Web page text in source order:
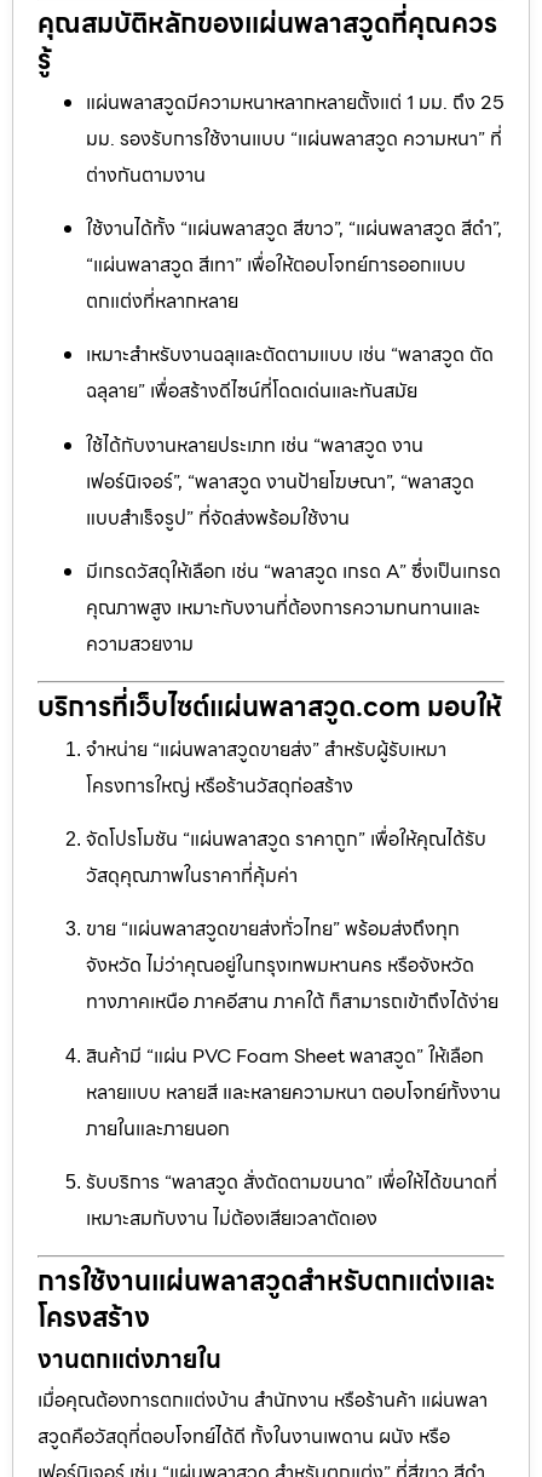
คุณสมบัติหลักของแผ่นพลาสวูดที่คุณควร
รู้
แผ่นพลาสวูดมีความหนาหลากหลายตั้งแต่ 1 มม. ถึง 25
มม. รองรับการใช้งานแบบ “แผ่นพลาสวูด ความหนา” ที่
ต่างกันตามงาน
ใช้งานได้ทั้ง “แผ่นพลาสวูด สีขาว”, “แผ่นพลาสวูด สีดำ”,
“แผ่นพลาสวูด สีเทา” เพื่อให้ตอบโจทย์การออกแบบ
ตกแต่งที่หลากหลาย
เหมาะสำหรับงานฉลุและตัดตามแบบ เช่น “พลาสวูด ตัด
ฉลุลาย” เพื่อสร้างดีไซน์ที่โดดเด่นและทันสมัย
ใช้ได้กับงานหลายประเภท เช่น “พลาสวูด งาน
เฟอร์นิเจอร์”, “พลาสวูด งานป้ายโฆษณา”, “พลาสวูด
แบบสำเร็จรูป” ที่จัดส่งพร้อมใช้งาน
มีเกรดวัสดุให้เลือก เช่น “พลาสวูด เกรด A” ซึ่งเป็นเกรด
คุณภาพสูง เหมาะกับงานที่ต้องการความทนทานและ
ความสวยงาม
บริการที่เว็บไซต์แผ่นพลาสวูด.com มอบให้
จำหน่าย “แผ่นพลาสวูดขายส่ง” สำหรับผู้รับเหมา
โครงการใหญ่ หรือร้านวัสดุก่อสร้าง
จัดโปรโมชัน “แผ่นพลาสวูด ราคาถูก” เพื่อให้คุณได้รับ
วัสดุคุณภาพในราคาที่คุ้มค่า
ขาย “แผ่นพลาสวูดขายส่งทั่วไทย” พร้อมส่งถึงทุก
จังหวัด ไม่ว่าคุณอยู่ในกรุงเทพมหานคร หรือจังหวัด
ทางภาคเหนือ ภาคอีสาน ภาคใต้ ก็สามารถเข้าถึงได้ง่าย
สินค้ามี “แผ่น PVC Foam Sheet พลาสวูด” ให้เลือก
หลายแบบ หลายสี และหลายความหนา ตอบโจทย์ทั้งงาน
ภายในและภายนอก
รับบริการ “พลาสวูด สั่งตัดตามขนาด” เพื่อให้ได้ขนาดที่
เหมาะสมกับงาน ไม่ต้องเสียเวลาตัดเอง
การใช้งานแผ่นพลาสวูดสำหรับตกแต่งและ
โครงสร้าง
งานตกแต่งภายใน
เมื่อคุณต้องการตกแต่งบ้าน สำนักงาน หรือร้านค้า แผ่นพลา
สวูดคือวัสดุที่ตอบโจทย์ได้ดี ทั้งในงานเพดาน ผนัง หรือ